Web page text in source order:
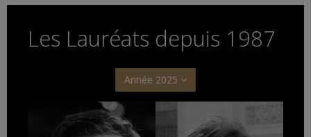
Les Lauréats depuis 1987
Année 2025